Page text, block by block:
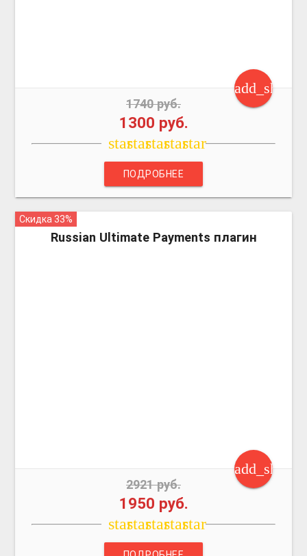
1740 руб.
1300 руб.
starstarstarstarstar
ПОДРОБНЕЕ
Скидка 33%
more_vert
Russian Ultimate Payments плагин
2921 руб.
1950 руб.
starstarstarstarstar